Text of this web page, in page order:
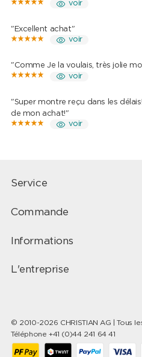
voir
"Excellent achat"
voir
"Comme Je la voulais, très jolie
voir
"Super montre reçu dans les
de mon achat!"
voir
Service
Commande
Informations
L'entreprise
© 2010-2026 CHRISTIAN AG | Tous
Téléphone +41 (0)44 241 64 41